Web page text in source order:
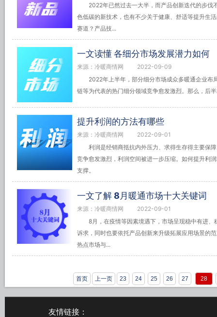
2022年已然过去一大半，而产品创新迭代的步伐
色低碳的新技术，也有不少关于健康、舒适等提升生
赛道？产品技...
一文读懂 各细分市场发展潜力如何
来源：冷暖商情网
2022-09-09
2022年上半年，部分细分市场成众多暖通企业布
链等为代表的热门细分领域竞争愈发激烈。那么，后
提升利润的方法有哪些
来源：冷暖商情网
2022-09-01
利润是经销商抵抗内外压力、求得生存得主要保
竞争愈发激烈，利润空间被进一步压缩。如何提升利
支撑。
一文了解 8月暖通市场十大关键词
来源：冷暖商情网
2022-09-01
8月，在疫情等因素境遇下，市场呈现稳中有进
诉求，同时也要依托产品创新来升级拓展应用场景的
热点市场与...
首页 上一页 23 24 25 26 27 28
友情链接：